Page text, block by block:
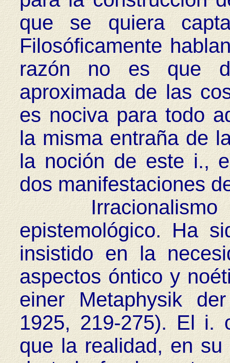
que se quiera
Filosóficamente
razón no es que
aproximada de las
es nociva para todo
la misma entraña de
la noción de este i.,
dos manifestaciones
Irracionalismo
epistemológico. Ha
insistido en la
aspectos óntico y
einer Metaphysik
1925, 219-275). El i.
que la realidad, en